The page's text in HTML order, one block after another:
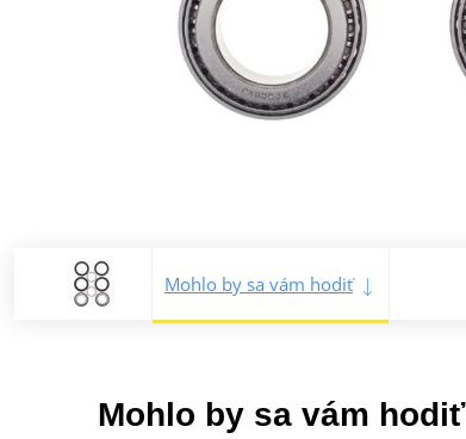
Mohlo by sa vám hodiť
Mohlo by sa vám hodiť